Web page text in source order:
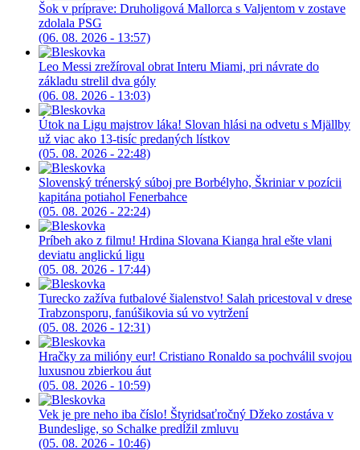
Šok v príprave: Druholigová Mallorca s Valjentom v zostave
zdolala PSG
(06. 08. 2026 - 13:57)
Leo Messi zrežíroval obrat Interu Miami, pri návrate do
základu strelil dva góly
(06. 08. 2026 - 13:03)
Útok na Ligu majstrov láka! Slovan hlási na odvetu s Mjällby
už viac ako 13-tisíc predaných lístkov
(05. 08. 2026 - 22:48)
Slovenský trénerský súboj pre Borbélyho, Škriniar v pozícii
kapitána potiahol Fenerbahce
(05. 08. 2026 - 22:24)
Príbeh ako z filmu! Hrdina Slovana Kianga hral ešte vlani
deviatu anglickú ligu
(05. 08. 2026 - 17:44)
Turecko zažíva futbalové šialenstvo! Salah pricestoval v drese
Trabzonsporu, fanúšikovia sú vo vytržení
(05. 08. 2026 - 12:31)
Hračky za milióny eur! Cristiano Ronaldo sa pochválil svojou
luxusnou zbierkou áut
(05. 08. 2026 - 10:59)
Vek je pre neho iba číslo! Štyridsaťročný Džeko zostáva v
Bundeslige, so Schalke predĺžil zmluvu
(05. 08. 2026 - 10:46)